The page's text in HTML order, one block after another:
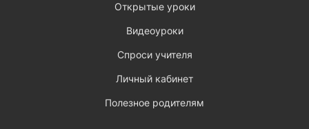
Открытые уроки
Видеоуроки
Спроси учителя
Личный кабинет
Полезное родителям